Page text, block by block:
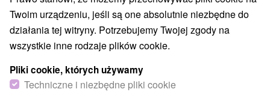
Twoim urządzeniu, jeśli są one absolutnie niezbędne do
działania tej witryny. Potrzebujemy Twojej zgody na
wszystkie inne rodzaje plików cookie.
Pliki cookie, których używamy
Techniczne i niezbędne pliki cookie